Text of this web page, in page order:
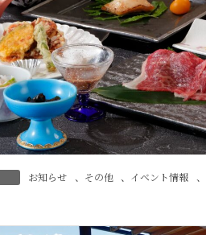
お知らせ 、 その他 、 イベント情報 、